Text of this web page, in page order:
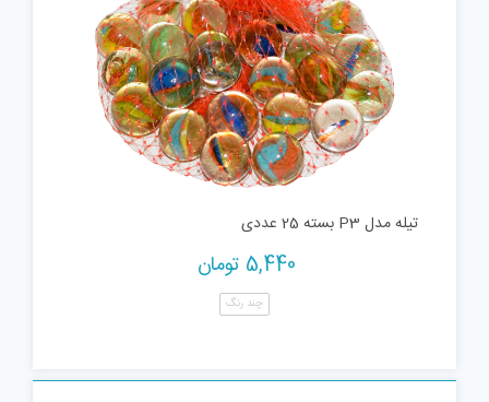
تیله مدل P3 بسته 25 عددی
5,440 تومان
چند رنگ